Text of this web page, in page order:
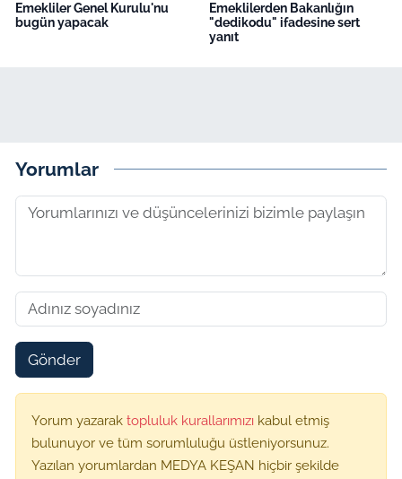
Emekliler Genel Kurulu'nu
bugün yapacak
Emeklilerden Bakanlığın
"dedikodu" ifadesine sert
yanıt
Yorumlar
Gönder
Yorum yazarak topluluk kurallarımızı kabul etmiş
bulunuyor ve tüm sorumluluğu üstleniyorsunuz.
Yazılan yorumlardan MEDYA KEŞAN hiçbir şekilde